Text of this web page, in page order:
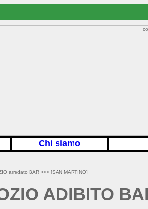
Chi siamo
arredato BAR >>> [SAN MARTINO]
ADIBITO